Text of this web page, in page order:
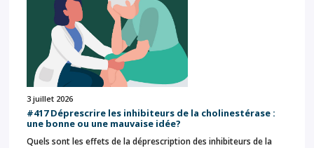
3 juillet 2026
#417 Déprescrire les inhibiteurs de la cholinestérase :
une bonne ou une mauvaise idée?
Quels sont les effets de la déprescription des inhibiteurs de la